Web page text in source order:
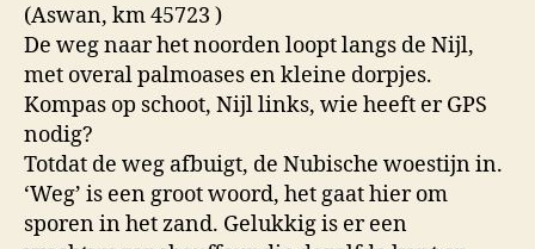
(Aswan, km 45723 )
De weg naar het noorden loopt langs de Nijl,
met overal palmoases en kleine dorpjes.
Kompas op schoot, Nijl links, wie heeft er GPS
nodig?
Totdat de weg afbuigt, de Nubische woestijn in.
‘Weg’ is een groot woord, het gaat hier om
sporen in het zand. Gelukkig is er een